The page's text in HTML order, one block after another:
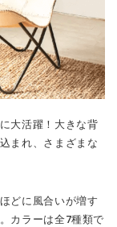
大活躍！大きな背
まれ、さまざまな
どに風合いが増す
カラーは全7種類で